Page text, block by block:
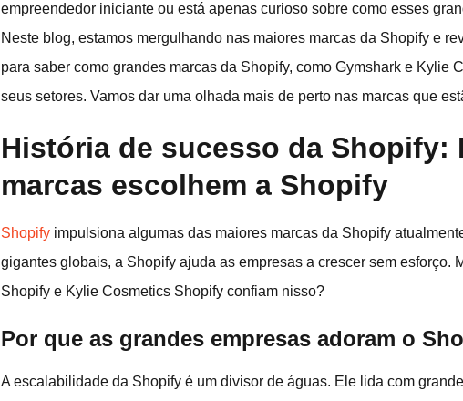
empreendedor iniciante ou está apenas curioso sobre como esses
Neste blog, estamos mergulhando nas maiores marcas da Shopify e
para saber como grandes marcas da Shopify, como Gymshark e Kylie
seus setores. Vamos dar uma olhada mais de perto nas marcas que
História de sucesso da Shopify:
marcas escolhem a Shopify
Shopify impulsiona algumas das maiores marcas da Shopify
gigantes globais, a Shopify ajuda as empresas a crescer sem esforço.
Shopify e Kylie Cosmetics Shopify confiam nisso?
Por que as grandes empresas adoram o
A escalabilidade da Shopify é um divisor de águas. Ele lida com